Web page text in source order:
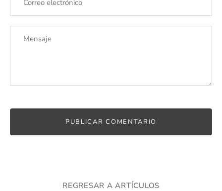
REGRESAR A ARTÍCULOS